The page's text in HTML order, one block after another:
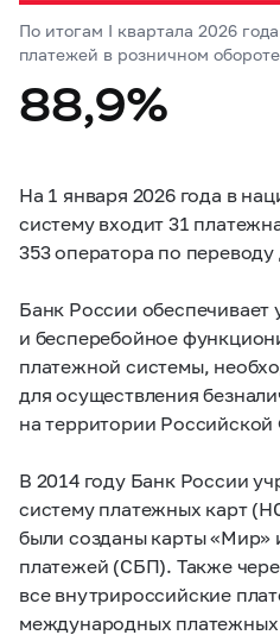
По итогам I квартала 2026
платежей в розничном
88,9%
На 1 января 2026 года в
систему входит 31
353 оператора по
Банк России обеспечивает
и бесперебойное
платежной системы,
для осуществления
на территории
В 2014 году Банк России
систему платежных карт
были созданы карты «Мир»
платежей (СБП). Также
все внутрироссийские
международных платежных